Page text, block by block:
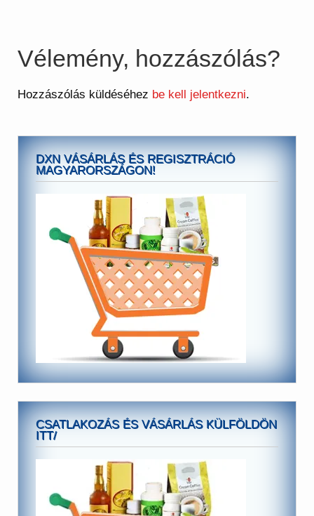
Vélemény, hozzászólás?
Hozzászólás küldéséhez be kell jelentkezni.
DXN VÁSÁRLÁS ÉS REGISZTRÁCIÓ
MAGYARORSZÁGON!
CSATLAKOZÁS ÉS VÁSÁRLÁS KÜLFÖLDÖN
ITT/